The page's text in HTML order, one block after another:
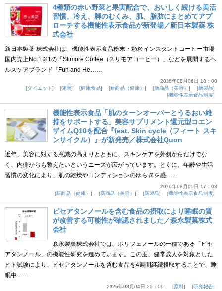
4種類の赤い野菜と果実配合で、おいしく続ける美活
習慣。冷え、脚のむくみ、肌、脂肪にまとめてアプ
ローチする機能性表示食品が新登場／新日本製薬 株
式会社
新日本製薬 株式会社は、機能性表示食品粉末・顆粒インスタントコーヒー市場
国内売上No.1※1の「Slimore Coffee（スリモアコーヒー）」などを展開するヘ
ルスケアブランド『Fun and He……
2026年08月06日 18：00
ダイエット
健康 健康食品 新商品（健康） 新商品（美容）
新製品
機能性表示食品制度
機能性表示食品「肌のターンオーバーとうるおい維
持をサポートする」美容サプリメント還元型コエン
ザイムQ10を配合『feat. Skin cycle（フィート スキ
ンサイクル）』が新発売／株式会社Quon
近年、美容に対する意識の高まりとともに、スキンケアを外側からだけでな
く、内側からも整えたいというニーズが広がっています。とくに、年齢や生活
習慣の変化により、肌の乾燥やコンディションのゆらぎを感……
2026年08月05日 17：03
新商品（健康）
新商品（美容） 新製品 機能性表示食品制度
ピセアタンノールを含む食品の摂取により睡眠の質
が改善する可能性が確認されました／森永製菓株式
会社
森永製菓株式会社では、ポリフェノールの一種である「ピセ
アタンノール」の機能性研究を進めています。この度、健常成人を対象とした
ヒト試験により、ピセアタンノールを含む食品を4週間継続摂取することで、睡
眠中……
2026年08月04日 20：09 原料 研究報告